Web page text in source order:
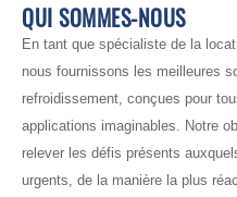
QUI SOMMES-NOUS
En tant que spécialiste de la
nous fournissons les meilleures
refroidissement, conçues pour
applications imaginables. Notre
relever les défis présents
urgents, de la manière la plus